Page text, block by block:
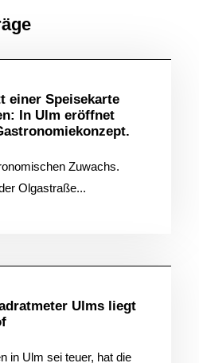
einer Speisekarte
In Ulm eröffnet
Zuwachs.
Olgastraße...
Ulms liegt
in Ulm sei teuer, hat die